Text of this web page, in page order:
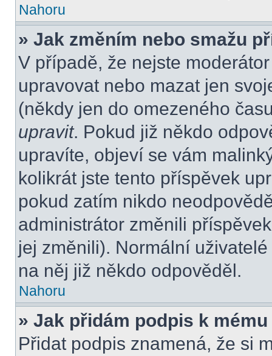
Nahoru
» Jak změním nebo smažu
V případě, že nejste
upravovat nebo mazat jen
(někdy jen do omezeného
upravit. Pokud již někdo
upravíte, objeví se vám
kolikrát jste tento příspěvek
pokud zatím nikdo
administrátor změnili
jej změnili). Normální
na něj již někdo odpověděl.
Nahoru
» Jak přidám podpis k
Přidat podpis znamená, že si